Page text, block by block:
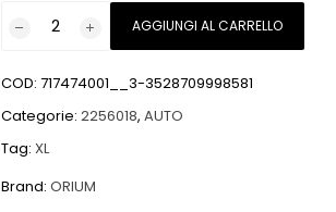
ORIUM
SUV
WINTER
BSW
AGGIUNGI AL CARRELLO
COD: 717474001__3-3528709998581
Categorie: 2256018, AUTO
Tag: XL
Brand: ORIUM